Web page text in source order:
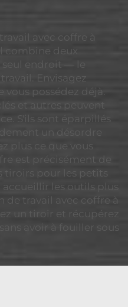
avec coffre à
combine deux
seul endroit — le
Envisagez
vous possédez déjà.
et autres peuvent
S'ils sont éparpillés
un désordre
plus ce que vous
est précisément de
tiroirs pour les petits
les outils plus
de travail avec coffre à
un tiroir et récupérez
avoir à fouiller sous